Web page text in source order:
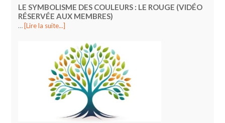
LE SYMBOLISME DES COULEURS : LE ROUGE (VIDÉO
RÉSERVÉE AUX MEMBRES)
… [Lire la suite...]